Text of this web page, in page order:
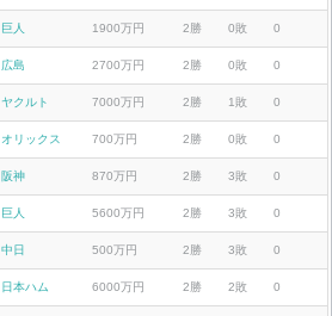
巨人 1900万円 2勝 0敗 0
広島 2700万円 2勝 0敗 0
ヤクルト 7000万円 2勝 1敗 0
オリックス 700万円 2勝 0敗 0
阪神 870万円 2勝 3敗 0
巨人 5600万円 2勝 3敗 0
中日 500万円 2勝 3敗 0
日本ハム 6000万円 2勝 2敗 0